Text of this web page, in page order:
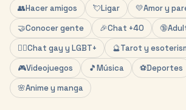
👥Hacer amigos 💘Ligar 💛Amor y
🤝Conocer gente 🎉Chat +40 🔞
🏳️‍🌈Chat gay y LGBT+ 🔮Tarot y
🎮Videojuegos 🎵Música ⚽Deportes
🌸Anime y manga